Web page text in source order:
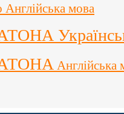
Англійська мова
Англійська